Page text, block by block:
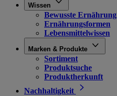
Wissen
Bewusste Ernährung
Ernährungsformen
Lebensmittelwissen
Marken & Produkte
Sortiment
Produktsuche
Produktherkunft
Nachhaltigkeit